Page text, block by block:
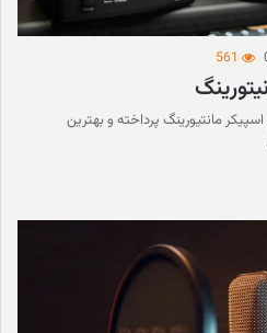
561
مانتیورینگ پرداخته و بهترین‌